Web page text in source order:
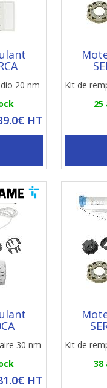
20 nm
HT
Kit de
30 nm
HT
Kit de
38